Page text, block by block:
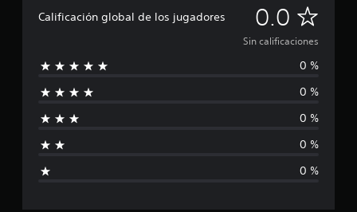
Calificación global de los jugadores 0.0 S
i
n
c
a
Sin calificaciones
0 %
0 %
0 %
0 %
0 %